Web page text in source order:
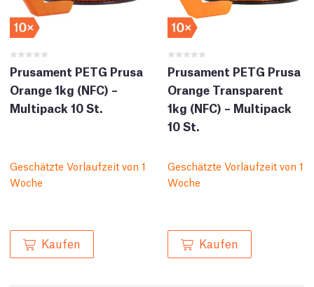
Prusament PETG Prusa
Orange 1kg (NFC) –
Multipack 10 St.
Geschätzte Vorlaufzeit von 1
Woche
Kaufen
Prusament PETG Prusa
Orange Transparent
1kg (NFC) – Multipack
10 St.
Geschätzte Vorlaufzeit von 1
Woche
Kaufen